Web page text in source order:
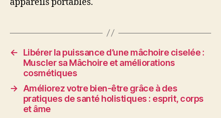
←
Libérer la puissance d’une mâchoire ciselée :
Muscler sa Mâchoire et améliorations
cosmétiques
→
Améliorez votre bien-être grâce à des
pratiques de santé holistiques : esprit, corps
et âme